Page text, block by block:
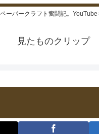
ーパークラフト奮闘記。
見たものクリップ